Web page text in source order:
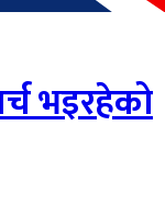
भइरहेको